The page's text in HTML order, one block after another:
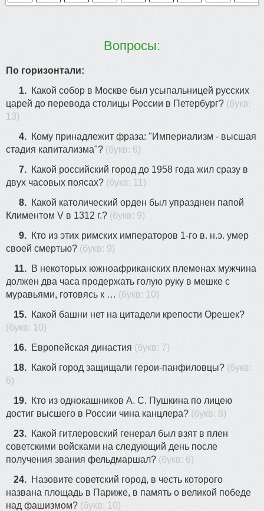
7
23
Вопросы:
По горизонтали:
1. Какой собор в Москве был усыпальницей русских
царей до перевода столицы России в Петербург? (букв:
13)
4. Кому принадлежит фраза: "Империализм - высшая
стадия капитализма"? (букв: 6)
7. Какой российский город до 1958 года жил сразу в
двух часовых поясах? (букв: 11)
8. Какой католический орден был упразднен папой
Климентом V в 1312 г.? (букв: 9)
9. Кто из этих римских императоров 1-го в. н.э. умер
своей смертью? (букв: 9)
11. В некоторых южноафриканских племенах мужчина
должен два часа продержать голую руку в мешке с
муравьями, готовясь к … (букв: 10)
15. Какой башни нет на цитадели крепости Орешек?
(букв: 10)
16. Европейская династия (букв: 7)
18. Какой город защищали герои-панфиловцы? (букв:
6)
19. Кто из однокашников А. С. Пушкина по лицею
достиг высшего в России чина канцлера? (букв: 8)
23. Какой гитлеровский генерал был взят в плен
советскими войсками на следующий день после
получения звания фельдмаршал? (букв: 6)
24. Назовите советский город, в честь которого
названа площадь в Париже, в память о великой победе
над фашизмом? (букв: 10)